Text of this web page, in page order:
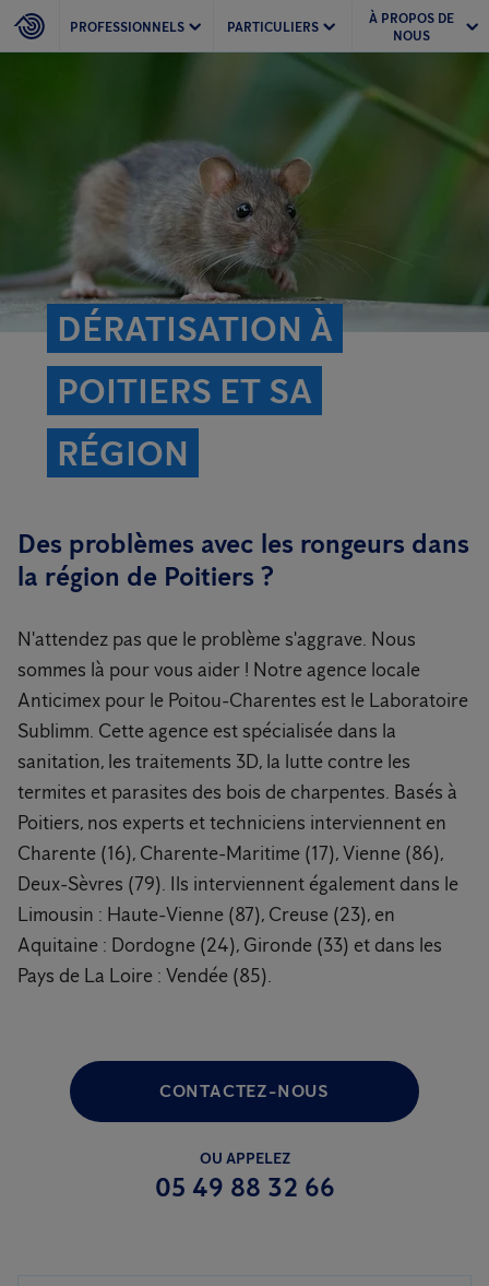
PROFESSIONNELS PARTICULIERS
À PROPOS DE
NOUS
DÉRATISATION À
POITIERS ET SA
RÉGION
Des problèmes avec les rongeurs dans
la région de Poitiers ?
N'attendez pas que le problème s'aggrave. Nous
sommes là pour vous aider ! Notre agence locale
Anticimex pour le Poitou-Charentes est le Laboratoire
Sublimm. Cette agence est spécialisée dans la
sanitation, les traitements 3D, la lutte contre les
termites et parasites des bois de charpentes. Basés à
Poitiers, nos experts et techniciens interviennent en
Charente (16), Charente-Maritime (17), Vienne (86),
Deux-Sèvres (79). Ils interviennent également dans le
Limousin : Haute-Vienne (87), Creuse (23), en
Aquitaine : Dordogne (24), Gironde (33) et dans les
Pays de La Loire : Vendée (85).
CONTACTEZ-NOUS
OU APPELEZ
05 49 88 32 66